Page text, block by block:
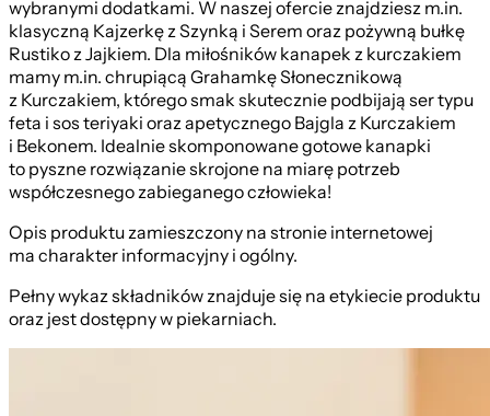
wybranymi dodatkami. W naszej ofercie znajdziesz m.in.
klasyczną Kajzerkę z Szynką i Serem oraz pożywną bułkę
Rustiko z Jajkiem. Dla miłośników kanapek z kurczakiem
mamy m.in. chrupiącą Grahamkę Słonecznikową
z Kurczakiem, którego smak skutecznie podbijają ser typu
feta i sos teriyaki oraz apetycznego Bajgla z Kurczakiem
i Bekonem. Idealnie skomponowane gotowe kanapki
to pyszne rozwiązanie skrojone na miarę potrzeb
współczesnego zabieganego człowieka!
Opis produktu zamieszczony na stronie internetowej
ma charakter informacyjny i ogólny.
Pełny wykaz składników znajduje się na etykiecie produktu
oraz jest dostępny w piekarniach.